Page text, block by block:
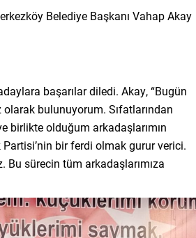
Belediye Başkanı Vahap Akay
başarılar diledi. Akay, “Bugün
bulunuyorum. Sıfatlarından
birlikte olduğum arkadaşlarımın
bir ferdi olmak gurur verici.
sürecin tüm arkadaşlarımıza